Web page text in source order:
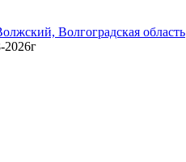
Волгоградская область
2026г